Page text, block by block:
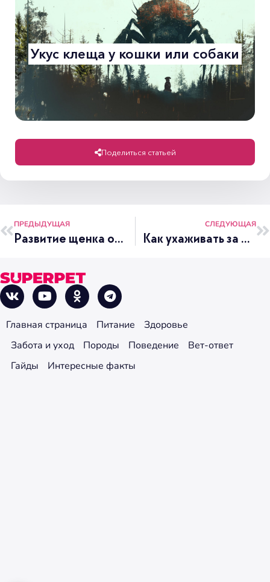
Укус клеща у кошки или собаки
Поделиться статьей
ПРЕДЫДУЩАЯ
Развитие щенка от рождения до года
СЛЕДУЮЩАЯ
Как ухаживать за шерстью щенка
Главная страница Питание
Здоровье
Забота и уход
Породы Поведение
Вет-ответ
Гайды
Интересные факты